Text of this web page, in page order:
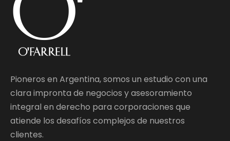
Pioneros en Argentina, somos un estudio con una
clara impronta de negocios y asesoramiento
integral en derecho para corporaciones que
atiende los desafíos complejos de nuestros
clientes.